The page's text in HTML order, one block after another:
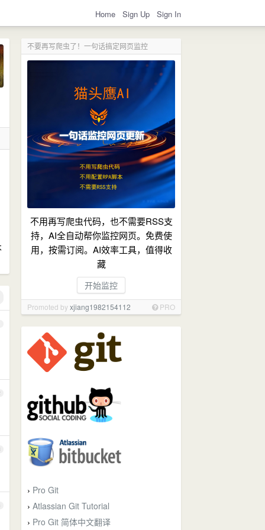
Home Sign Up Sign In
不要再写爬虫了！一句话搞定网页监控
不用再写爬虫代码，也不需要RSS支
持，AI全自动帮你监控网页。免费使
用，按需订阅。AI效率工具，值得收
藏
开始监控
Promoted byxjiang1982154112 PRO
› Pro Git
› Atlassian Git Tutorial
› Pro Git 简体中文翻译